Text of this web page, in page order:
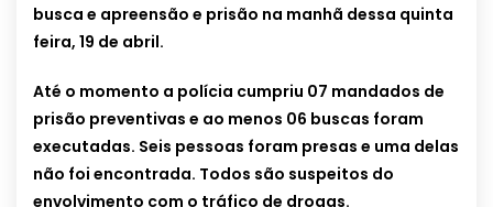
busca e apreensão e prisão na manhã dessa quinta
feira, 19 de abril.
Até o momento a polícia cumpriu 07 mandados de
prisão preventivas e ao menos 06 buscas foram
executadas. Seis pessoas foram presas e uma delas
não foi encontrada. Todos são suspeitos do
envolvimento com o tráfico de drogas.